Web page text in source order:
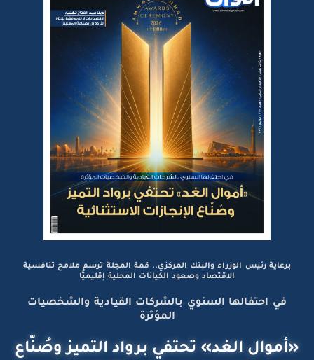
برعاية رئيس الوزراء والبنك المركزي.. قمة المجلة ترسم ملامح تنافسية
الاقتصاد وصعود الكيانات المحلية إقليميًّا
في احتفالها السنوي بالشركات القيادية والشخصيات
المؤثرة
«أموال الغد» تحتفي برواد التميز وصُنّاع